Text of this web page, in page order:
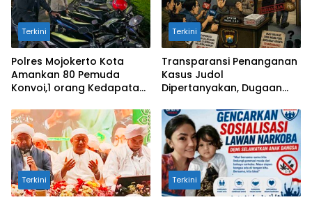
Terkini
Polres Mojokerto Kota
Amankan 80 Pemuda
Konvoi,1 orang Kedapatan
Terkini
Transparansi Penanganan
Kasus Judol
Dipertanyakan, Dugaan
Mencuat
Terkini Terkini